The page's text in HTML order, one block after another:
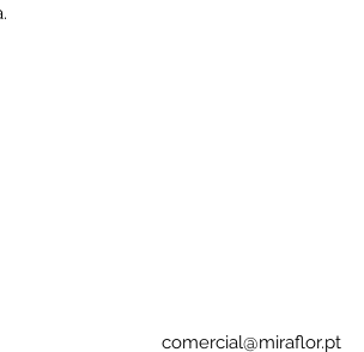
comercial@miraflor.pt